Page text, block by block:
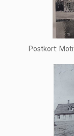
Postkort: